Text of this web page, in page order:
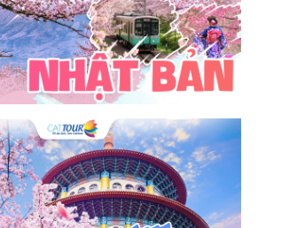
2 đêm
hải sản
Cẩm nang du lịch Của Lò
tour du lịch Cửa Lò
Hòn Ngư
Đảo Song Ngư
cẩm nang du lịch sầm sơn
99k buffet
lẩu